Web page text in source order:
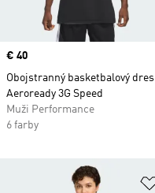
Price
€ 40
Obojstranný basketbalový dres
Aeroready 3G Speed
Muži Performance
6 farby